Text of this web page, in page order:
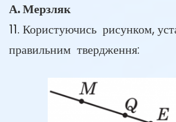
А. Мерзляк
11. Користуючись рисунком,
правильним твердження: